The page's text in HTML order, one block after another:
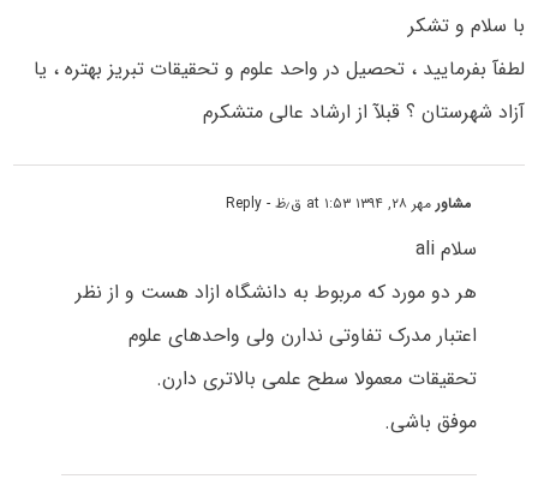
با سلام و تشکر
لطفآ بفرمایید ، تحصیل در واحد علوم و تحقیقات تبریز بهتره ، یا
آزاد شهرستان ؟ قبلآ از ارشاد عالی متشکرم
مشاورمهر ۲۸, ۱۳۹۴ at ۱:۵۳ ق٫ظ - Reply
سلام ali
هر دو مورد که مربوط به دانشگاه ازاد هست و از نظر
اعتبار مدرک تفاوتی ندارن ولی واحدهای علوم
تحقیقات معمولا سطح علمی بالاتری دارن.
موفق باشی.